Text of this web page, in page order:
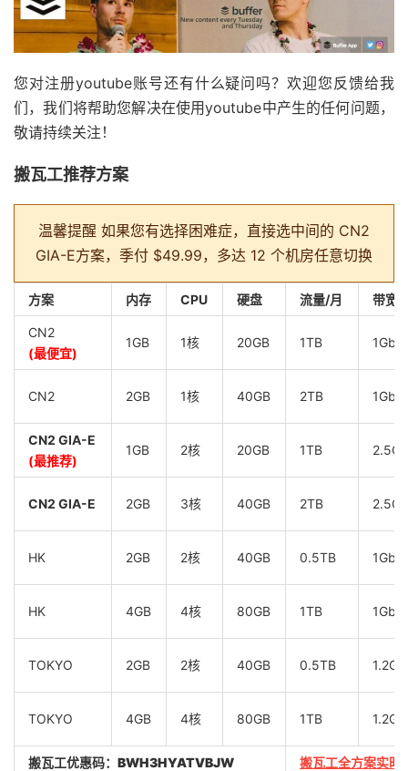
您对注册youtube账号还有什么疑问吗？欢迎您反馈给我
们，我们将帮助您解决在使用youtube中产生的任何问题，
敬请持续关注！​​​​
搬瓦工推荐方案
温馨提醒 如果您有选择困难症，直接选中间的 CN2
GIA-E方案，季付 $49.99，多达 12 个机房任意切换
方案 内存 CPU 硬盘 流量/月 带宽
CN2
(最便宜)
1GB 1核 20GB 1TB
CN2 2GB 1核 40GB 2TB
CN2 GIA-E
(最推荐)
1GB 2核 20GB 1TB
CN2 GIA-E 2GB 3核 40GB 2TB
HK 2GB 2核 40GB 0.5TB
HK 4GB 4核 80GB 1TB
TOKYO 2GB 2核 40GB 0.5TB
TOKYO 4GB 4核 80GB 1TB
搬瓦工优惠码： BWH3HYATVBJW 搬瓦工全方案实时